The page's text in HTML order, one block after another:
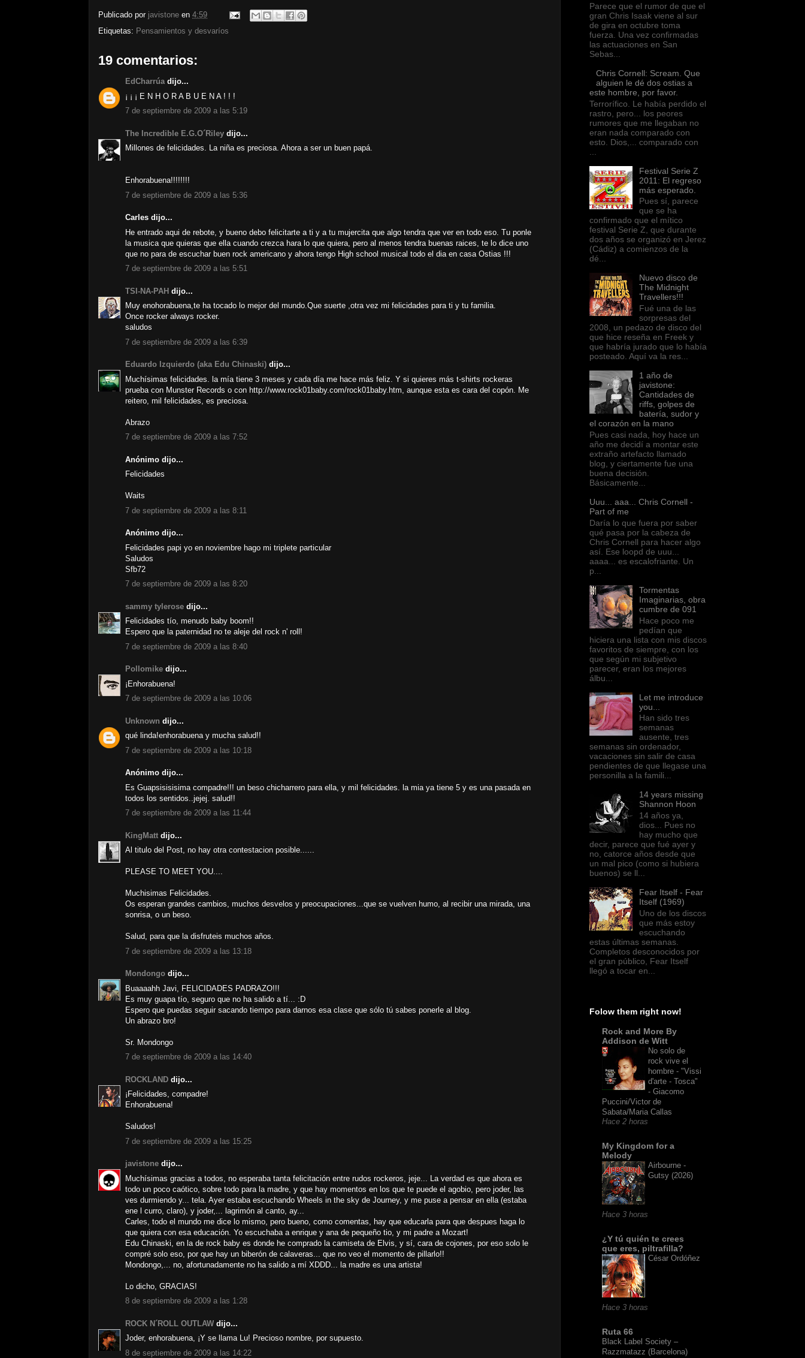
Publicado por javistone en 4:59
Etiquetas: Pensamientos y desvaríos
19 comentarios:
EdCharrúadijo...
¡ ¡ ¡ E N H O R A B U E N A ! ! !
7 de septiembre de 2009 a las 5:19
The Incredible E.G.O´Riley dijo...
Millones de felicidades. La niña es preciosa. Ahora a ser un buen papá.
Enhorabuena!!!!!!!!
7 de septiembre de 2009 a las 5:36
Carles dijo...
He entrado aqui de rebote, y bueno debo felicitarte a ti y a tu mujercita que algo tendra que ver en todo eso. Tu ponle
la musica que quieras que ella cuando crezca hara lo que quiera, pero al menos tendra buenas raices, te lo dice uno
que no para de escuchar buen rock americano y ahora tengo High school musical todo el dia en casa Ostias !!!
7 de septiembre de 2009 a las 5:51
TSI-NA-PAH dijo...
Muy enohorabuena,te ha tocado lo mejor del mundo.Que suerte ,otra vez mi felicidades para ti y tu familia.
Once rocker always rocker.
saludos
7 de septiembre de 2009 a las 6:39
Eduardo Izquierdo (aka Edu Chinaski) dijo...
Muchísimas felicidades. la mía tiene 3 meses y cada día me hace más feliz. Y si quieres más t-shirts rockeras
prueba con Munster Records o con http://www.rock01baby.com/rock01baby.htm, aunque esta es cara del copón. Me
reitero, mil felicidades, es preciosa.
Abrazo
7 de septiembre de 2009 a las 7:52
Anónimo dijo...
Felicidades
Waits
7 de septiembre de 2009 a las 8:11
Anónimo dijo...
Felicidades papi yo en noviembre hago mi triplete particular
Saludos
Sfb72
7 de septiembre de 2009 a las 8:20
sammy tylerose dijo...
Felicidades tío, menudo baby boom!!
Espero que la paternidad no te aleje del rock n' roll!
7 de septiembre de 2009 a las 8:40
Pollomike dijo...
¡Enhorabuena!
7 de septiembre de 2009 a las 10:06
Unknown dijo...
qué linda!enhorabuena y mucha salud!!
7 de septiembre de 2009 a las 10:18
Anónimo dijo...
Es Guapsisisisima compadre!!! un beso chicharrero para ella, y mil felicidades. la mia ya tiene 5 y es una pasada en
todos los sentidos..jejej. salud!!
7 de septiembre de 2009 a las 11:44
KingMatt dijo...
Al titulo del Post, no hay otra contestacion posible......
PLEASE TO MEET YOU....
Muchisimas Felicidades.
Os esperan grandes cambios, muchos desvelos y preocupaciones...que se vuelven humo, al recibir una mirada, una
sonrisa, o un beso.
Salud, para que la disfruteis muchos años.
7 de septiembre de 2009 a las 13:18
Mondongo dijo...
Buaaaahh Javi, FELICIDADES PADRAZO!!!
Es muy guapa tío, seguro que no ha salido a tí... :D
Espero que puedas seguir sacando tiempo para darnos esa clase que sólo tú sabes ponerle al blog.
Un abrazo bro!
Sr. Mondongo
7 de septiembre de 2009 a las 14:40
ROCKLAND dijo...
¡Felicidades, compadre!
Enhorabuena!
Saludos!
7 de septiembre de 2009 a las 15:25
javistone dijo...
Muchísimas gracias a todos, no esperaba tanta felicitación entre rudos rockeros, jeje... La verdad es que ahora es
todo un poco caótico, sobre todo para la madre, y que hay momentos en los que te puede el agobio, pero joder, las
ves durmiendo y... tela. Ayer estaba escuchando Wheels in the sky de Journey, y me puse a pensar en ella (estaba
ene l curro, claro), y joder,... lagrimón al canto, ay...
Carles, todo el mundo me dice lo mismo, pero bueno, como comentas, hay que educarla para que despues haga lo
que quiera con esa educación. Yo escuchaba a enrique y ana de pequeño tio, y mi padre a Mozart!
Edu Chinaski, en la de rock baby es donde he comprado la camiseta de Elvis, y sí, cara de cojones, por eso solo le
compré solo eso, por que hay un biberón de calaveras... que no veo el momento de pillarlo!!
Mondongo,... no, afortunadamente no ha salido a mí XDDD... la madre es una artista!
Lo dicho, GRACIAS!
8 de septiembre de 2009 a las 1:28
ROCK N´ROLL OUTLAW dijo...
Joder, enhorabuena, ¡Y se llama Lu! Precioso nombre, por supuesto.
8 de septiembre de 2009 a las 14:22
Parece que el rumor de que el
gran Chris Isaak viene al sur
de gira en octubre toma
fuerza. Una vez confirmadas
las actuaciones en San
Sebas...
Chris Cornell: Scream. Que
alguien le dé dos ostias a
este hombre, por favor.
Terrorífico. Le había perdido el
rastro, pero... los peores
rumores que me llegaban no
eran nada comparado con
esto. Dios,... comparado con
Festival Serie Z
2011: El regreso
más esperado.
Pues sí, parece
que se ha
confirmado que el mítico
festival Serie Z, que durante
dos años se organizó en Jerez
(Cádiz) a comienzos de la
dé...
Nuevo disco de
The Midnight
Travellers!!!
Fué una de las
sorpresas del
2008, un pedazo de disco del
que hice reseña en Freek y
que habría jurado que lo había
posteado. Aquí va la res...
1 año de
javistone:
Cantidades de
riffs, golpes de
batería, sudor y
el corazón en la mano
Pues casi nada, hoy hace un
año me decidí a montar este
extraño artefacto llamado
blog, y ciertamente fue una
buena decisión.
Básicamente...
Uuu... aaa... Chris Cornell -
Part of me
Daría lo que fuera por saber
qué pasa por la cabeza de
Chris Cornell para hacer algo
así. Ese loopd de uuu...
aaaa... es escalofriante. Un
p...
Tormentas
Imaginarias, obra
cumbre de 091
Hace poco me
pedían que
hiciera una lista con mis discos
favoritos de siempre, con los
que según mi subjetivo
parecer, eran los mejores
álbu...
Let me introduce
you...
Han sido tres
semanas
ausente, tres
semanas sin ordenador,
vacaciones sin salir de casa
pendientes de que llegase una
personilla a la famili...
14 years missing
Shannon Hoon
14 años ya,
dios... Pues no
hay mucho que
decir, parece que fué ayer y
no, catorce años desde que
un mal pico (como si hubiera
buenos) se ll...
Fear Itself - Fear
Itself (1969)
Uno de los discos
que más estoy
escuchando
estas últimas semanas.
Completos desconocidos por
el gran público, Fear Itself
llegó a tocar en...
Folow them right now!
Rock and More By
Addison de Witt
No solo de
rock vive el
hombre - "Vissi
d'arte - Tosca"
- Giacomo
Puccini/Victor de
Sabata/Maria Callas
Hace 2 horas
My Kingdom for a
Melody
Airbourne -
Gutsy (2026)
Hace 3 horas
¿Y tú quién te crees
que eres, piltrafilla?
César Ordóñez
Hace 3 horas
Ruta 66
Black Label Society –
Razzmatazz (Barcelona)